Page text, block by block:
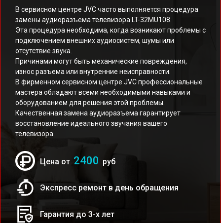
В сервисном центре JVC часто выполняется процедура
замены аудиоразъема телевизора LT-32MU108.
Эта процедура необходима, когда возникают проблемы с
подключением внешних аудиосистем, шумы или
отсутствие звука.
Причинами могут быть механические повреждения,
износ разъема или внутренние неисправности.
В фирменном сервисном центре JVC профессиональные
мастера обладают всеми необходимыми навыками и
оборудованием для решения этой проблемы.
Качественная замена аудиоразъема гарантирует
восстановление идеального звучания вашего
телевизора.
Цена от 2400 руб
Экспресс ремонт в день обращения
Гарантия до 3-х лет